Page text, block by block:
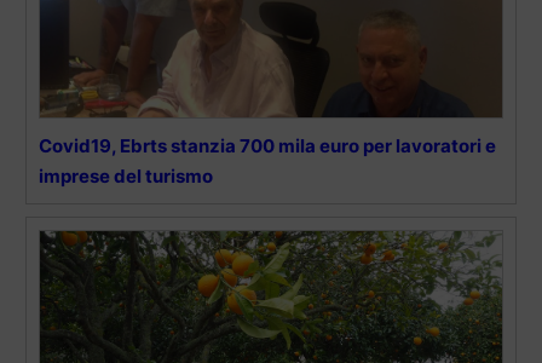
Covid19, Ebrts stanzia 700 mila euro per lavoratori e
imprese del turismo